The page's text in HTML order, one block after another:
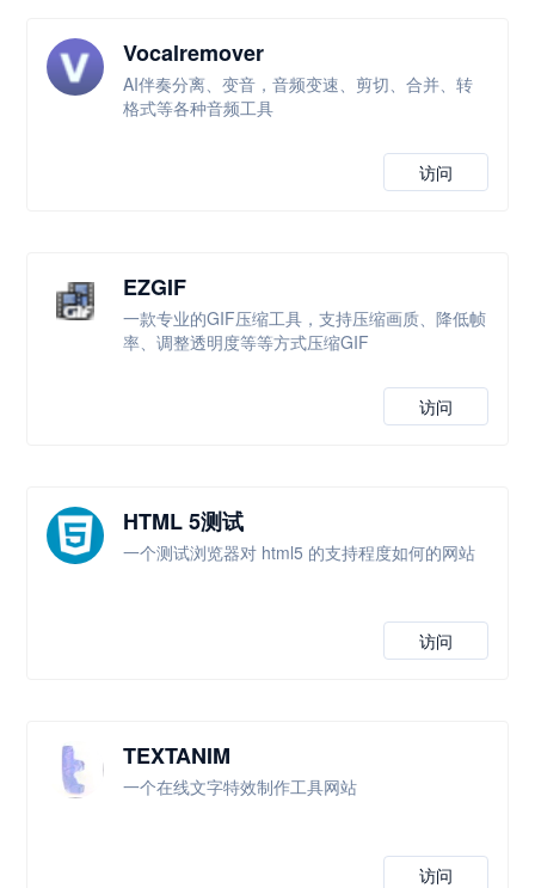
Vocalremover
AI伴奏分离、变音，音频变速、剪切、合并、转
格式等各种音频工具
访问
EZGIF
一款专业的GIF压缩工具，支持压缩画质、降低帧
率、调整透明度等等方式压缩GIF
访问
HTML 5测试
一个测试浏览器对 html5 的支持程度如何的网站
访问
TEXTANIM
一个在线文字特效制作工具网站
访问